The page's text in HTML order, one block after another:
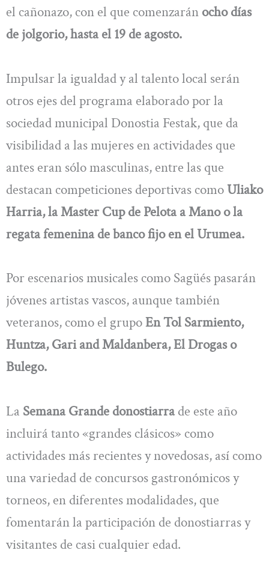
el cañonazo, con el que comenzarán ocho días
de jolgorio, hasta el 19 de agosto.
Impulsar la igualdad y al talento local serán
otros ejes del programa elaborado por la
sociedad municipal Donostia Festak, que da
visibilidad a las mujeres en actividades que
antes eran sólo masculinas, entre las que
destacan competiciones deportivas como Uliako
Harria, la Master Cup de Pelota a Mano o la
regata femenina de banco fijo en el Urumea.
Por escenarios musicales como Sagüés pasarán
jóvenes artistas vascos, aunque también
veteranos, como el grupoEn Tol Sarmiento,
Huntza, Gari and Maldanbera, El Drogas o
Bulego.
La Semana Grande donostiarrade este año
incluirá tanto «grandes clásicos» como
actividades más recientes y novedosas, así como
una variedad de concursos gastronómicos y
torneos, en diferentes modalidades, que
fomentarán la participación de donostiarras y
visitantes de casi cualquier edad.